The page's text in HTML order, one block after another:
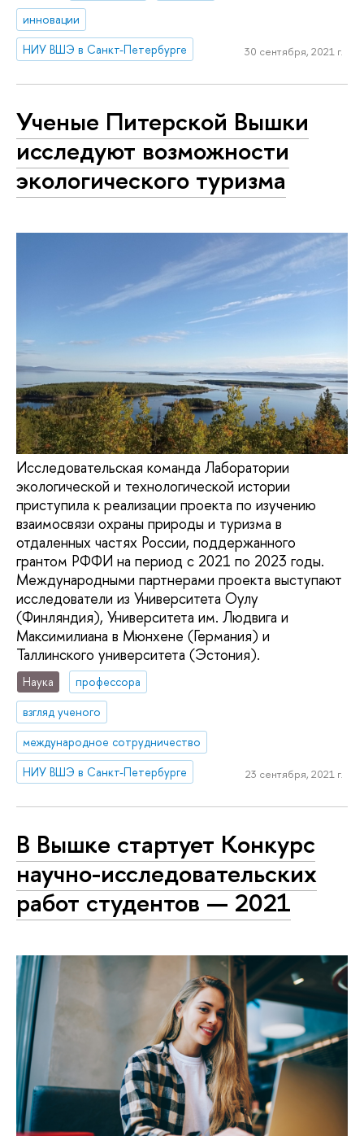
инновации
НИУ ВШЭ в Санкт-Петербурге
30 сентября, 2021 г.
Ученые Питерской Вышки
исследуют возможности
экологического туризма
Исследовательская команда Лаборатории
экологической и технологической истории
приступила к реализации проекта по изучению
взаимосвязи охраны природы и туризма в
отдаленных частях России, поддержанного
грантом РФФИ на период с 2021 по 2023 годы.
Международными партнерами проекта выступают
исследователи из Университета Оулу
(Финляндия), Университета им. Людвига и
Максимилиана в Мюнхене (Германия) и
Таллинского университета (Эстония).
Наука
профессора
взгляд ученого
международное сотрудничество
НИУ ВШЭ в Санкт-Петербурге
23 сентября, 2021 г.
В Вышке стартует Конкурс
научно-исследовательских
работ студентов — 2021